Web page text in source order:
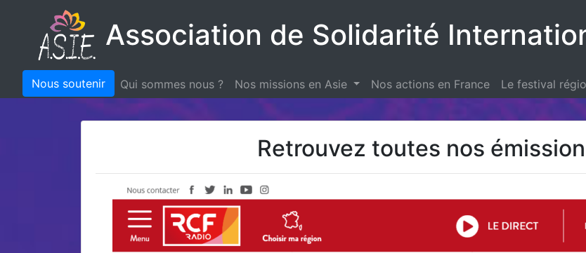
Association de Solidarité
Nous soutenir Qui sommes nous ? Nos missions en Asie Nos actions en France Le festival
Retrouvez toutes nos